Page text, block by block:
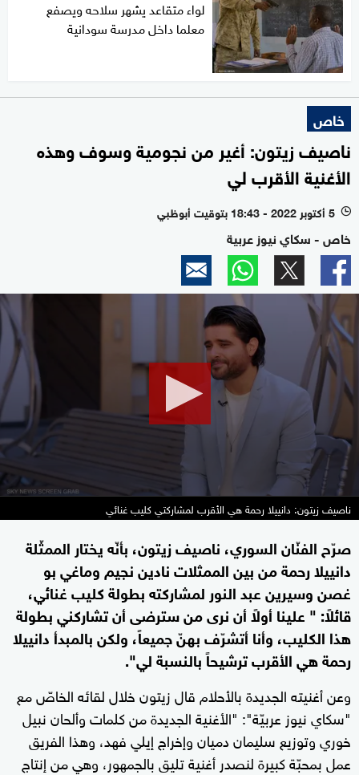
لواء متقاعد يشهر سلاحه ويصفع
معلما داخل مدرسة سودانية
خاص
ناصيف زيتون: أغير من نجومية وسوف وهذه
الأغنية الأقرب لي
l 5 أكتوبر 2022 - 18:43 بتوقيت أبوظبي
خاص - سكاي نيوز عربية
0
seconds
0
seconds
ناصيف زيتون: دانييلا رحمة هي الأقرب لمشاركتي كليب غنائي
صرّح الفنّان السوري، ناصيف زيتون، بأنّه يختار الممثّلة
دانييلا رحمة من بين الممثلات نادين نجيم وماغي بو
غصن وسيرين عبد النور لمشاركته بطولة كليب غنائي،
قائلاً: " علينا أولاً أن نرى من سترضى أن تشاركني بطولة
هذا الكليب، وأنا أتشرّف بهنّ جميعاً، ولكن بالمبدأ دانييلا
رحمة هي الأقرب ترشيحاً بالنسبة لي".
وعن أغنيته الجديدة بالأحلام قال زيتون خلال لقائه الخاصّ مع
"سكاي نيوز عربيّة": "الأغنية الجديدة من كلمات وألحان نبيل
خوري وتوزيع سليمان دميان وإخراج إيلي فهد، وهذا الفريق
عمل بمحبّة كبيرة لنصدر أغنية تليق بالجمهور، وهي من إنتاج